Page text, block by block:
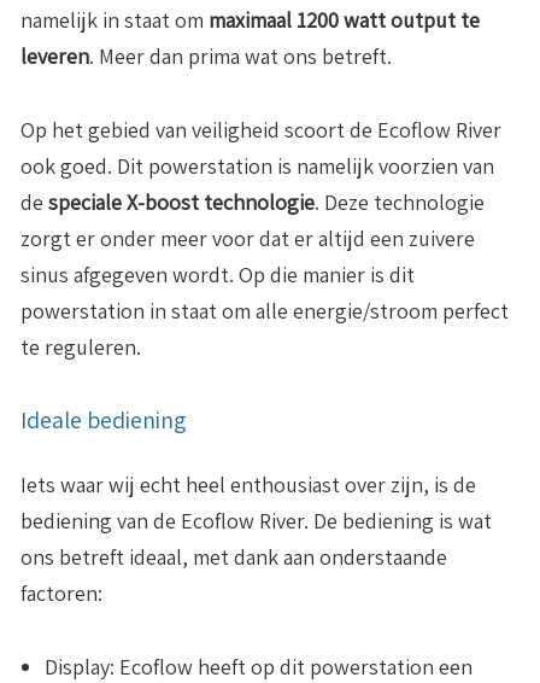
namelijk in staat om maximaal 1200 watt output te
leveren. Meer dan prima wat ons betreft.
Op het gebied van veiligheid scoort de Ecoflow River
ook goed. Dit powerstation is namelijk voorzien van
de speciale X-boost technologie. Deze technologie
zorgt er onder meer voor dat er altijd een zuivere
sinus afgegeven wordt. Op die manier is dit
powerstation in staat om alle energie/stroom perfect
te reguleren.
Ideale bediening
Iets waar wij echt heel enthousiast over zijn, is de
bediening van de Ecoflow River. De bediening is wat
ons betreft ideaal, met dank aan onderstaande
factoren:
Display: Ecoflow heeft op dit powerstation een